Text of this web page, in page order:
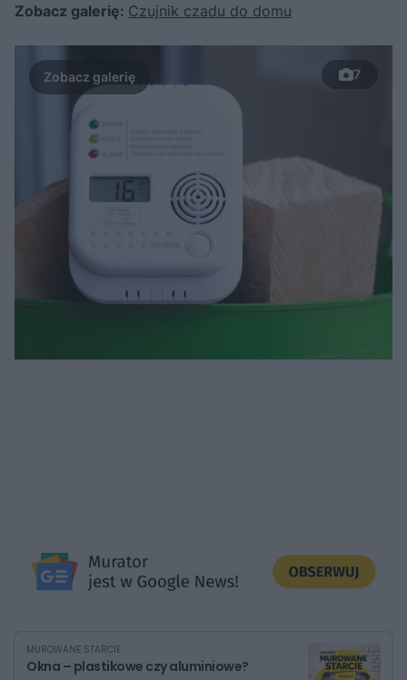
Zobacz galerię: Czujnik czadu do domu
7
MUROWANE STARCIE
Okna – plastikowe czy aluminiowe?